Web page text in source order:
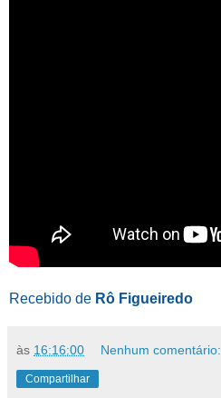
Recebido de Rô Figueiredo
às 16:16:00 Nenhum comentário:
Compartilhar